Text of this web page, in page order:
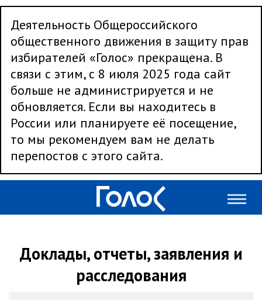
Деятельность Общероссийского
общественного движения в защиту прав
избирателей «Голос» прекращена. В
связи с этим, с 8 июля 2025 года сайт
больше не администрируется и не
обновляется. Если вы находитесь в
России или планируете её посещение,
то мы рекомендуем вам не делать
перепостов с этого сайта.
Доклады, отчеты, заявления и
расследования